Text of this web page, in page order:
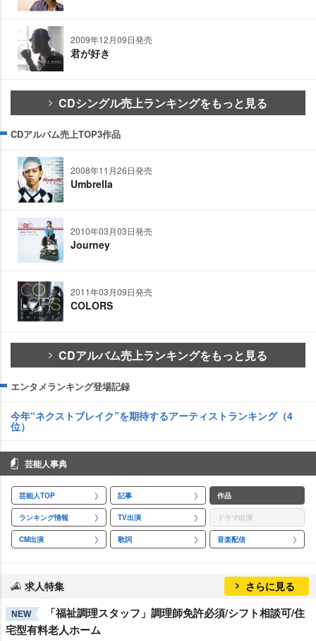
2009年12月09日発売
君が好き
CDシングル売上ランキングをもっと見る
CDアルバム売上TOP3作品
2008年11月26日発売
Umbrella
2010年03月03日発売
Journey
2011年03月09日発売
COLORS
CDアルバム売上ランキングをもっと見る
エンタメランキング登場記録
今年“ネクストブレイク”を期待するアーティストランキング（4
位）
芸能人事典
芸能人TOP 記事 作品
ランキング情報 TV出演 ドラマ出演
CM出演 歌詞 音楽配信
求人特集 さらに見る
NEW
「福祉調理スタッフ」調理師免許必須/シフト相談可/住
宅型有料老人ホーム